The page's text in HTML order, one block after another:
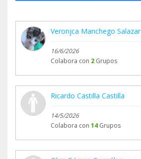
Veronjca Manchego Salazar
16/6/2026
Colabora con 2 Grupos
Ricardo Castilla Castilla
14/5/2026
Colabora con 14 Grupos